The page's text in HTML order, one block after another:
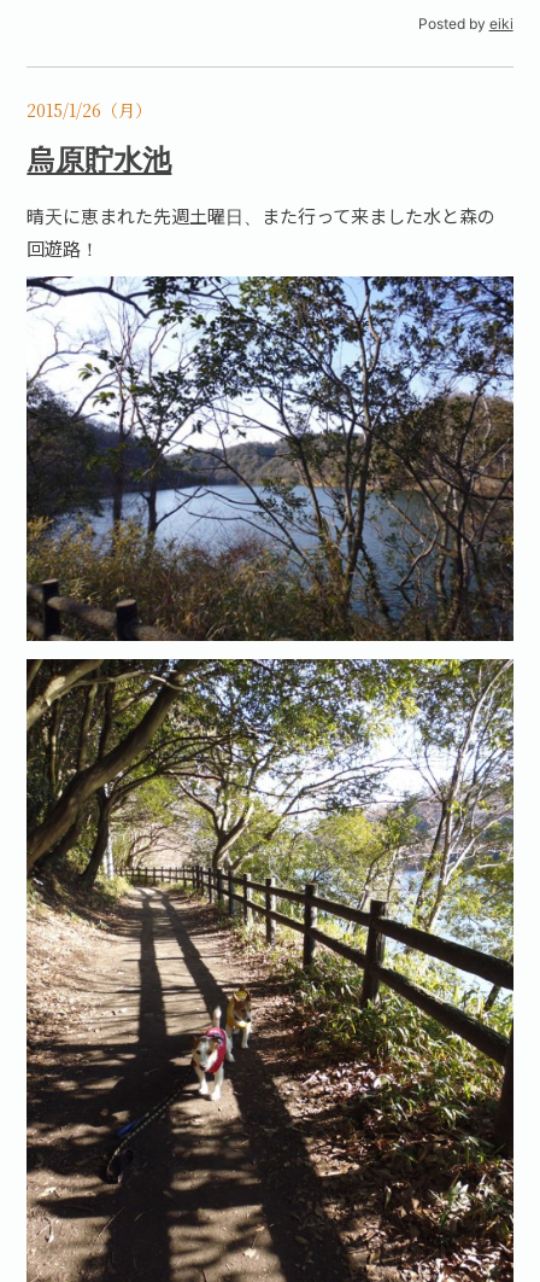
Posted by eiki
2015/1/26（月）
烏原貯水池
晴天に恵まれた先週土曜日、また行って来ました水と森の
回遊路！